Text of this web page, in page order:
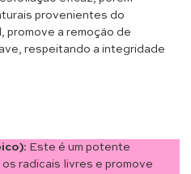
provenientes do
promove a remoção de
respeitando a integridade
: Este é um potente
radicais livres e promove